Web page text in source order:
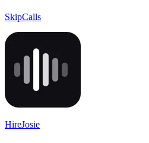
SkipCalls
HireJosie